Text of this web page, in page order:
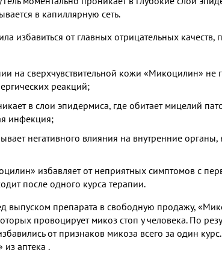
в капиллярную сеть.
избавиться от главных отрицательных
на сверхчувствительной кожи «Микоцилин» не
реакций;
в слои эпидермиса, где обитает мицелий
инфекция;
негативного влияния на внутренние органы,
избавляет от неприятных симптомов с
после одного курса терапии.
выпуском препарата в свободную продажу,
провоцирует микоз стоп у человека. По
от признаков микоза всего за один курс.
аптека ​.